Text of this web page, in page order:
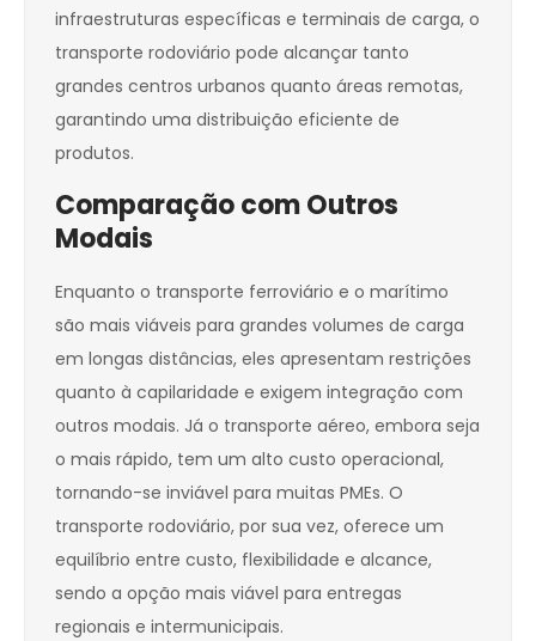
infraestruturas específicas e terminais de carga, o
transporte rodoviário pode alcançar tanto
grandes centros urbanos quanto áreas remotas,
garantindo uma distribuição eficiente de
produtos.
Comparação com Outros
Modais
Enquanto o transporte ferroviário e o marítimo
são mais viáveis para grandes volumes de carga
em longas distâncias, eles apresentam restrições
quanto à capilaridade e exigem integração com
outros modais. Já o transporte aéreo, embora seja
o mais rápido, tem um alto custo operacional,
tornando-se inviável para muitas PMEs. O
transporte rodoviário, por sua vez, oferece um
equilíbrio entre custo, flexibilidade e alcance,
sendo a opção mais viável para entregas
regionais e intermunicipais.